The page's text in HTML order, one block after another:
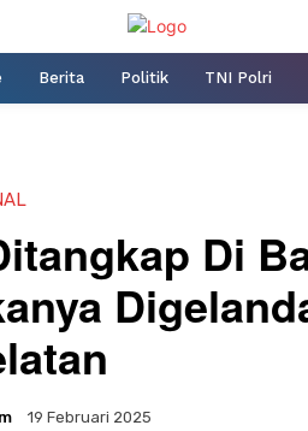
Berita Politik TNI Polri
Di
19 Februari 2025